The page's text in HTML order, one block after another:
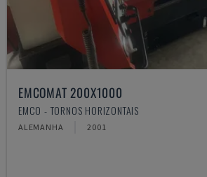
EMCOMAT 200X1000
EMCO - TORNOS HORIZONTAIS
ALEMANHA 2001